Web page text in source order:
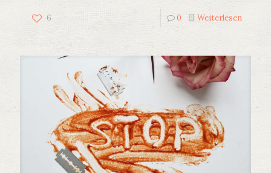
6 0 Weiterlesen